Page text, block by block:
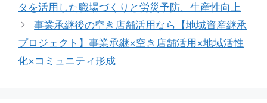
タを活用した職場づくりと労災予防、生産性向上
事業承継後の空き店舗活用なら【地域資産継承
プロジェクト】事業承継×空き店舗活用×地域活性
化×コミュニティ形成